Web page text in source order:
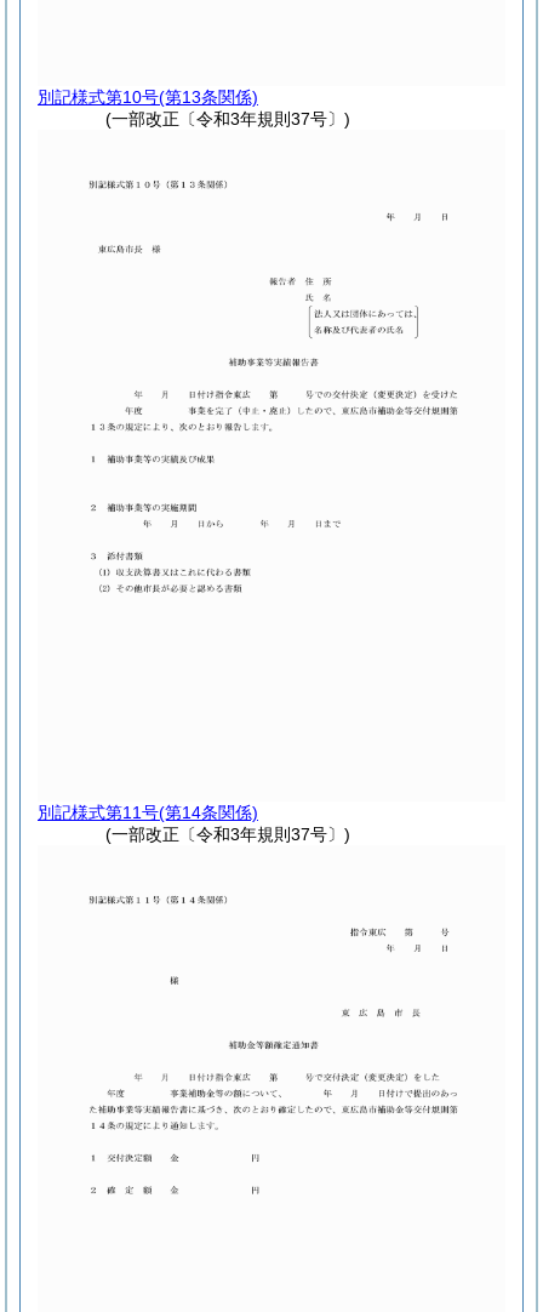
別記様式第10号(第13条関係)
(一部改正〔令和3年規則37号〕)
別記様式第11号(第14条関係)
(一部改正〔令和3年規則37号〕)